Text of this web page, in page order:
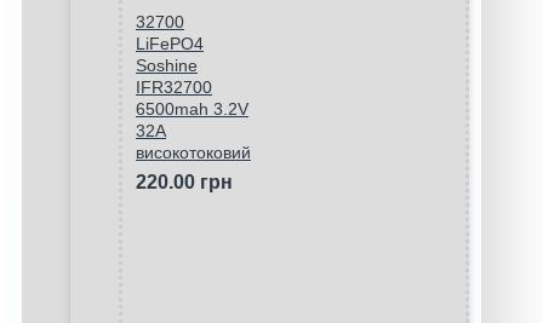
32700
LiFePO4
Soshine
IFR32700
6500mah 3.2V
32A
високотоковий
220.00 грн